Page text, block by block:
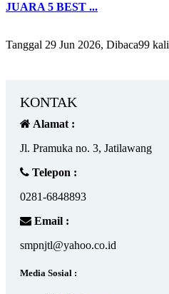
JUARA 5 BEST ...
Tanggal 29 Jun 2026, Dibaca99 kali
KONTAK
Alamat :
Jl. Pramuka no. 3, Jatilawang
Telepon :
0281-6848893
Email :
smpnjtl@yahoo.co.id
Media Sosial :